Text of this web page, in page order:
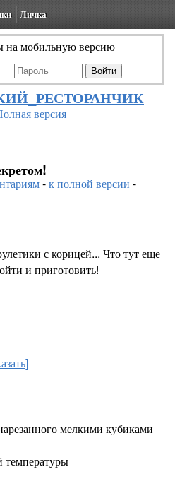
Личка
на мобильную версию
версия
-к полной версии -
с корицей... Что тут еще
и приготовить!
мелкими кубиками